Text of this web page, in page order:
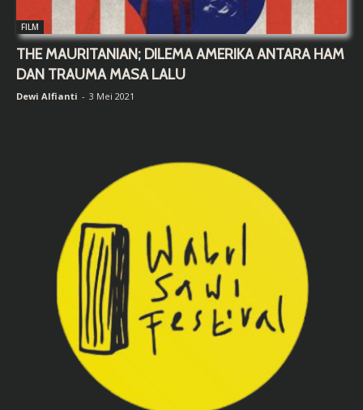
FILM
THE MAURITANIAN; DILEMA AMERIKA ANTARA HAM
DAN TRAUMA MASA LALU
Dewi Alfianti - 3 Mei 2021